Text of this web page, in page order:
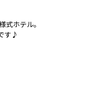
ホテル。
す♪